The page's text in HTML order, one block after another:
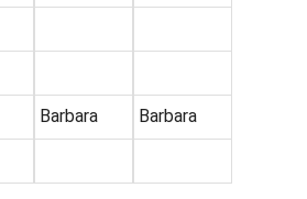
Barbara Barbara